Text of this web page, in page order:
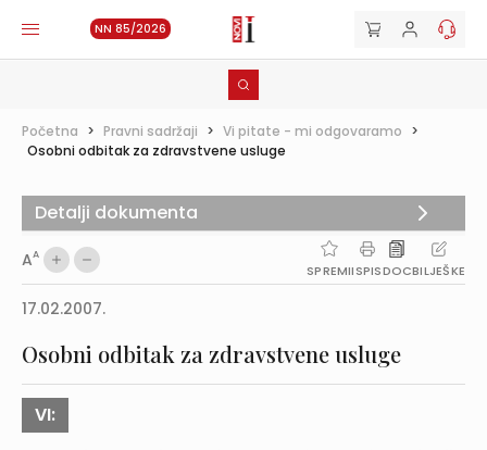
NN 85/2026
Početna > Pravni sadržaji > Vi pitate - mi odgovaramo >
Osobni odbitak za zdravstvene usluge
AA
SPREMIISPISDOCBILJEŠKE
17.02.2007.
Osobni odbitak za zdravstvene usluge
VI:
Detalji dokumenta